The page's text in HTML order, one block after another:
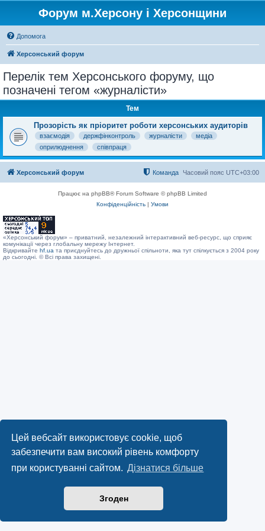
Цей вебсайт використовує cookie, щоб
забезпечити вам високий рівень комфорту
при користуванні сайтом. Дізнатися більше
Згоден
Форум м.Херсону і Херсонщини
Допомога
Херсонський форум
Перелік тем Херсонського форуму, що
позначені тегом «журналісти»
Тем
Прозорість як пріоритет роботи херсонських аудиторів
взаємодія держфінконтроль журналісти
медіа
оприлюднення
співпраця
Херсонський форум Часовий пояс UTC+03:00
Команда
Працює на phpBB® Forum Software © phpBB Limited
Конфіденційність | Умови
«Херсонський форум» – приватний, незалежний інтерактивний веб-ресурс, що сприяє
комунікації через глобальну мережу Інтернет.
Відкривайте hf.ua та приєднуйтесь до дружньої спільноти, яка тут спілкується з 2004 року
до сьогодні. © Всі права захищені.